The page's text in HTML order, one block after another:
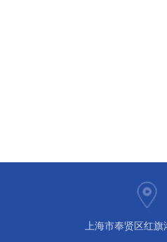
上海市奉贤区红